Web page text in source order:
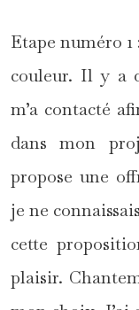
Etape numéro
couleur. Il y a
m’a contacté
dans mon
propose une
je ne
cette
plaisir.